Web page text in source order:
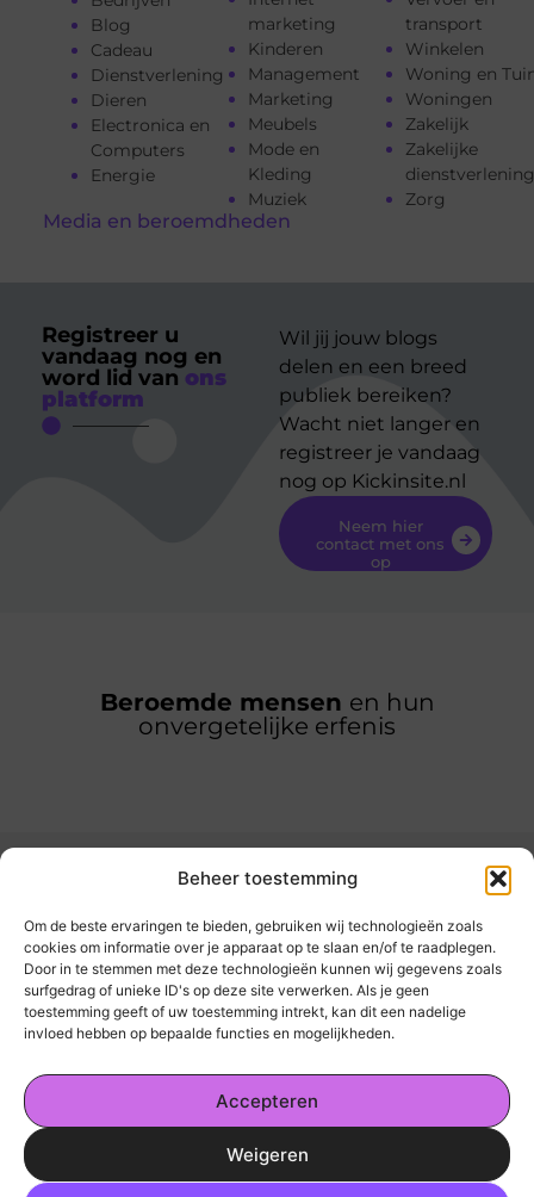
Beheer toestemming
Om de beste ervaringen te bieden, gebruiken wij technologieën zoals
cookies om informatie over je apparaat op te slaan en/of te raadplegen.
Door in te stemmen met deze technologieën kunnen wij gegevens zoals
surfgedrag of unieke ID's op deze site verwerken. Als je geen
toestemming geeft of uw toestemming intrekt, kan dit een nadelige
invloed hebben op bepaalde functies en mogelijkheden.
Accepteren
Weigeren
Blog
Cadeau
Dienstverlening
Dieren
Electronica en
Computers
Energie
marketing
Kinderen
Management
Marketing
Meubels
Mode en
Kleding
Muziek
transport
Winkelen
Woning en
Woningen
Zakelijk
Zakelijke
Zorg
Media en beroemdheden
Registreer u
vandaag nog en
word lid van ons
platform
Wil jij jouw blogs
delen en een breed
publiek bereiken?
Wacht niet langer en
registreer je vandaag
nog op Kickinsite.nl
Neem hier
contact met ons
op
Beroemde mensen en hun
onvergetelijke erfenis
kickinsite.nl – Echt, eerlijk, alles wat telt.
Een verzameling van blogs en artikelen die
een breed scala aan onderwerpen uit het
dagelijks leven behandelen.